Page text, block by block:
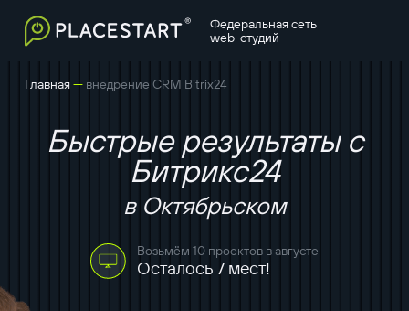
Федеральная сеть
web-студий
Главная— внедрение CRM Bitrix24
Быстрые результаты с
Битрикс24
в Октябрьском
Возьмём 10 проектов в августе
Осталось 7 мест!